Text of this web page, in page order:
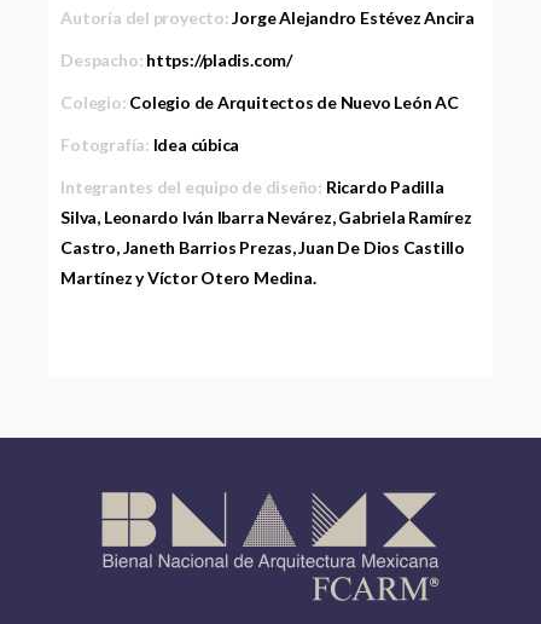
Autoría del proyecto:Jorge Alejandro Estévez Ancira
Despacho: https://pladis.com/
Colegio: Colegio de Arquitectos de Nuevo León AC
Fotografía: Idea cúbica
Integrantes del equipo de diseño: Ricardo Padilla
Silva, Leonardo Iván Ibarra Nevárez, Gabriela Ramírez
Castro, Janeth Barrios Prezas, Juan De Dios Castillo
Martínez y Víctor Otero Medina.